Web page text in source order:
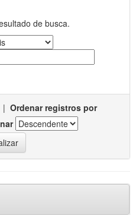
de busca.
| Ordenar registros por